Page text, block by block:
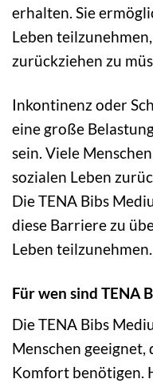
erhalten. Sie
Leben
zurückziehen zu
Inkontinenz oder
eine große
sein. Viele
sozialen Leben
Die TENA Bibs
diese Barriere zu
Leben teilzunehmen.
Für wen sind TENA
Die TENA Bibs
Menschen geeignet,
Komfort benötigen.